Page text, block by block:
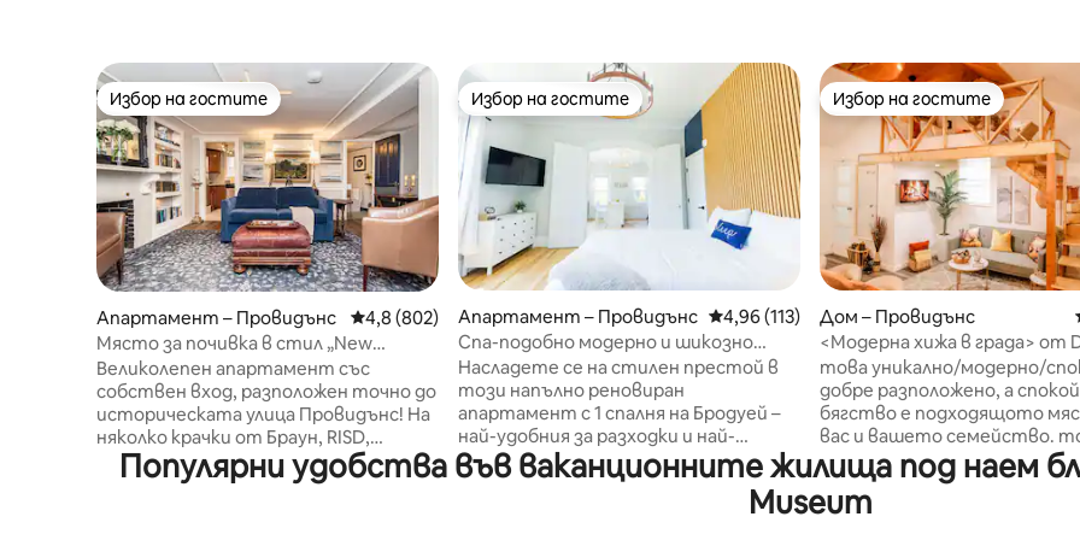
Избор на гостите
Избор на гостите
Апартамент – Провидънс Средна оценка: 4,8 от 5, 802 отзива
4,8 (802)
Място за почивка в стил „New
England Scholar“, на пешеходно
разстояние от Браун
Великолепен апартамент със
собствен вход, разположен точно до
историческата улица Провидънс! На
няколко крачки от Браун, RISD,
центъра на града и някои от най -
добрите заведения за хранене в
Избор на гостите
Избор на гостите
Апартамент – Провидънс Средна оценка: 4,96 от 5, 113 отзива
4,96 (113)
Спа-подобно модерно и шикозно
Бродуей уединение на Дженифър
Насладете се на стилен престой в
този напълно реновиран
апартамент с 1 спалня на Бродуей –
най-удобния за разходки и най-
богатия на ресторанти квартал в
Провидънс. На няколко крачки от
Julian's, Nick's on Broadway, Seven Stars
Избор на гостите
Избор на гостите
Дом – Провидънс
<Модерна хижа в града> от
Vacation Rental
това уникално/модерно/
добре разположено, а
бягство е подходящото
вас и вашето семейство. това е
уютна дървена колиба в
Провиденс. В близост до
магистрали на кмета,
Популярни удобства във ваканционните жилища под наем
Museum